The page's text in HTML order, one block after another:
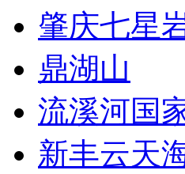
肇庆七星
鼎湖山
流溪河国
新丰云天